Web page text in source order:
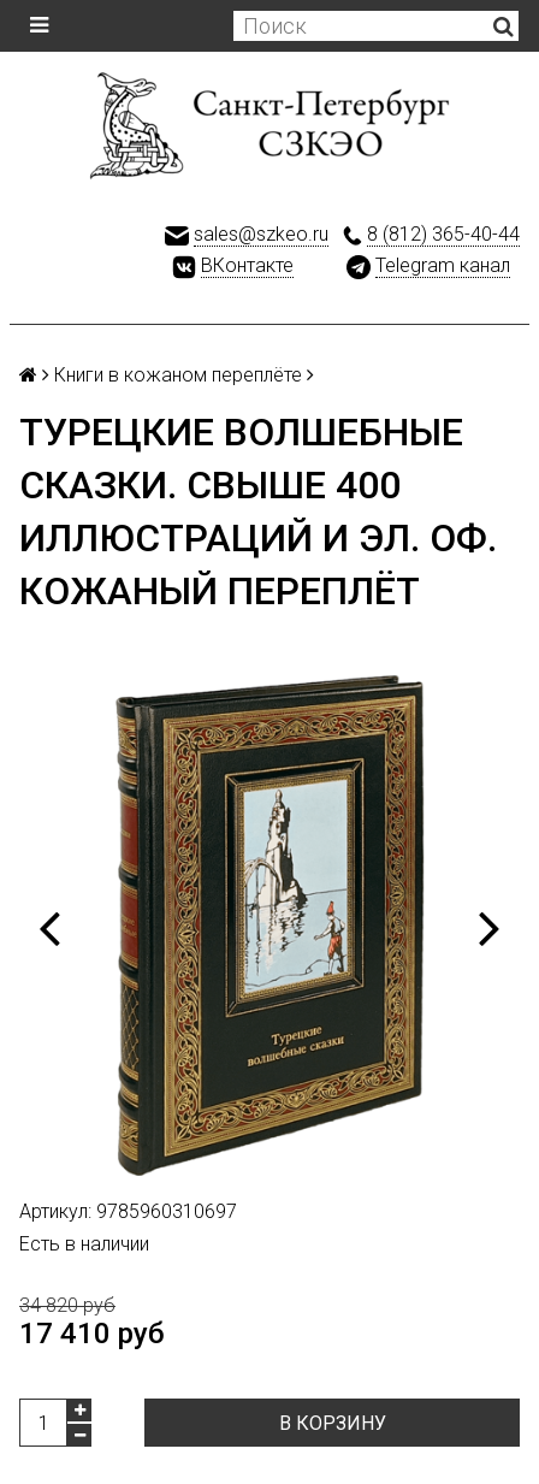
sales@szkeo.ru
8 (812) 365-40-44
ВКонтакте
Telegram канал
Книги в кожаном переплёте
ТУРЕЦКИЕ ВОЛШЕБНЫЕ
СКАЗКИ. СВЫШЕ 400
ИЛЛЮСТРАЦИЙ И ЭЛ. ОФ.
КОЖАНЫЙ ПЕРЕПЛЁТ
Артикул: 9785960310697
Есть в наличии
34 820 руб
17 410 руб
В КОРЗИНУ